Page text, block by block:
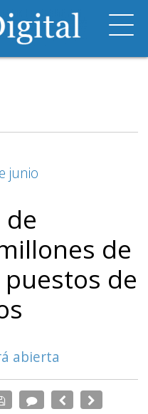
junio
de
de
de
abierta